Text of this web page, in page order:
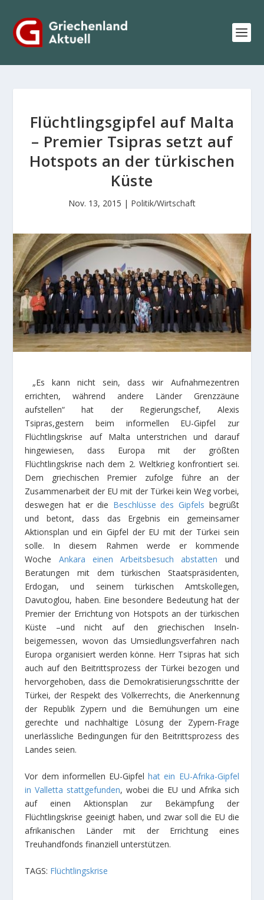
Flüchtlingsgipfel auf Malta
– Premier Tsipras setzt auf
Hotspots an der türkischen
Küste
Nov. 13, 2015 | Politik/Wirtschaft
„Es kann nicht sein, dass wir Aufnahmezentren
errichten, während andere Länder Grenzzäune
aufstellen“ hat der Regierungschef, Alexis
Tsipras,gestern beim informellen EU-Gipfel zur
Flüchtlingskrise auf Malta unterstrichen und darauf
hingewiesen, dass Europa mit der größten
Flüchtlingskrise nach dem 2. Weltkrieg konfrontiert sei.
Dem griechischen Premier zufolge führe an der
Zusammenarbeit der EU mit der Türkei kein Weg vorbei,
deswegen hat er die Beschlüsse des Gipfels begrüßt
und betont, dass das Ergebnis ein gemeinsamer
Aktionsplan und ein Gipfel der EU mit der Türkei sein
solle. In diesem Rahmen werde er kommende
Woche Ankara einen Arbeitsbesuch abstatten und
Beratungen mit dem türkischen Staatspräsidenten,
Erdogan, und seinem türkischen Amtskollegen,
Davutoglou, haben. Eine besondere Bedeutung hat der
Premier der Errichtung von Hotspots an der türkischen
Küste –und nicht auf den griechischen Inseln-
beigemessen, wovon das Umsiedlungsverfahren nach
Europa organisiert werden könne. Herr Tsipras hat sich
auch auf den Beitrittsprozess der Türkei bezogen und
hervorgehoben, dass die Demokratisierungsschritte der
Türkei, der Respekt des Völkerrechts, die Anerkennung
der Republik Zypern und die Bemühungen um eine
gerechte und nachhaltige Lösung der Zypern-Frage
unerlässliche Bedingungen für den Beitrittsprozess des
Landes seien.
Vor dem informellen EU-Gipfelhat ein EU-Afrika-Gipfel
in Valletta stattgefunden, wobei die EU und Afrika sich
auf einen Aktionsplan zur Bekämpfung der
Flüchtlingskrise geeinigt haben, und zwar soll die EU die
afrikanischen Länder mit der Errichtung eines
Treuhandfonds finanziell unterstützen.
TAGS: Flüchtlingskrise